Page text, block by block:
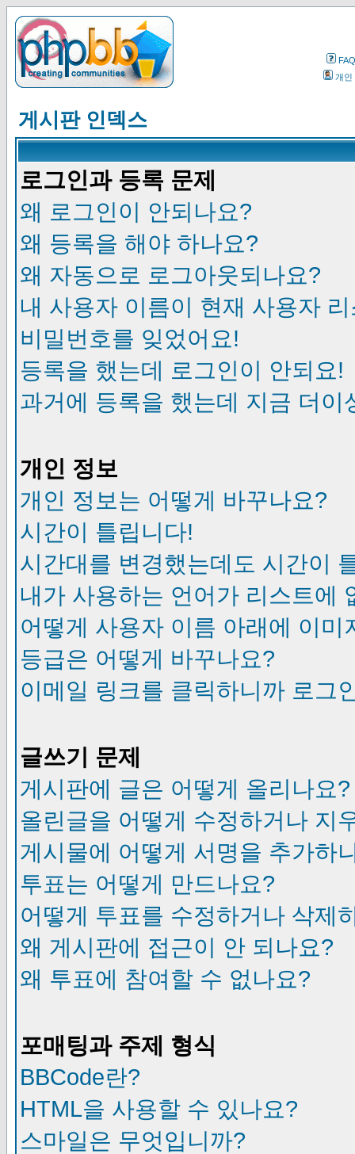
FAQ
개인
게시판 인덱스
로그인과 등록 문제
왜 로그인이 안되나요?
왜 등록을 해야 하나요?
왜 자동으로 로그아웃되나요?
내 사용자 이름이 현재 사용자
비밀번호를 잊었어요!
등록을 했는데 로그인이 안되요!
과거에 등록을 했는데 지금 더이
개인 정보
개인 정보는 어떻게 바꾸나요?
시간이 틀립니다!
시간대를 변경했는데도 시간이
내가 사용하는 언어가 리스트에
어떻게 사용자 이름 아래에 이미
등급은 어떻게 바꾸나요?
이메일 링크를 클릭하니까 로그
글쓰기 문제
게시판에 글은 어떻게 올리나요?
올린글을 어떻게 수정하거나 지
게시물에 어떻게 서명을 추가하
투표는 어떻게 만드나요?
어떻게 투표를 수정하거나 삭제
왜 게시판에 접근이 안 되나요?
왜 투표에 참여할 수 없나요?
포매팅과 주제 형식
BBCode란?
HTML을 사용할 수 있나요?
스마일은 무엇입니까?